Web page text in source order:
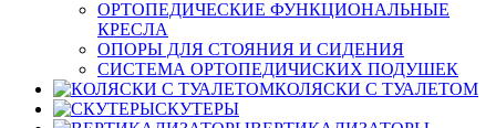
ОРТОПЕДИЧЕСКИЕ ФУНКЦИОНАЛЬНЫЕ
КРЕСЛА
ОПОРЫ ДЛЯ СТОЯНИЯ И СИДЕНИЯ
СИСТЕМА ОРТОПЕДИЧИСКИХ ПОДУШЕК
КОЛЯСКИ С ТУАЛЕТОМ
СКУТЕРЫ